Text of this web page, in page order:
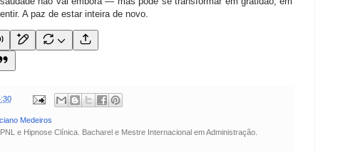
A paz de estar inteira de novo.
Medeiros
e Hipnose Clínica. Bacharel e Mestre Internacional em Administração.